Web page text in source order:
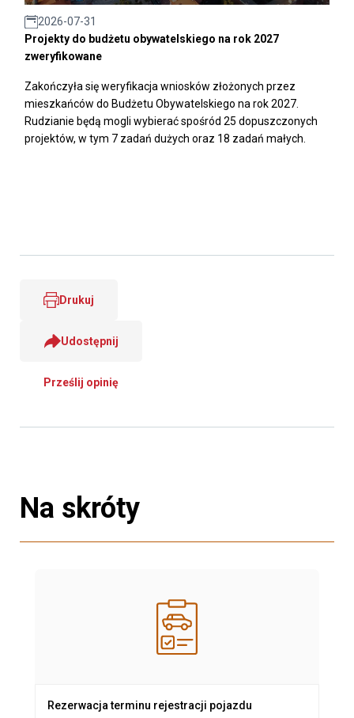
2026-07-31
Projekty do budżetu obywatelskiego na rok 2027
zweryfikowane
Zakończyła się weryfikacja wniosków złożonych przez
mieszkańców do Budżetu Obywatelskiego na rok 2027.
Rudzianie będą mogli wybierać spośród 25 dopuszczonych
projektów, w tym 7 zadań dużych oraz 18 zadań małych.
Drukuj
Udostępnij
Prześlij opinię
Na skróty
Rezerwacja terminu rejestracji pojazdu